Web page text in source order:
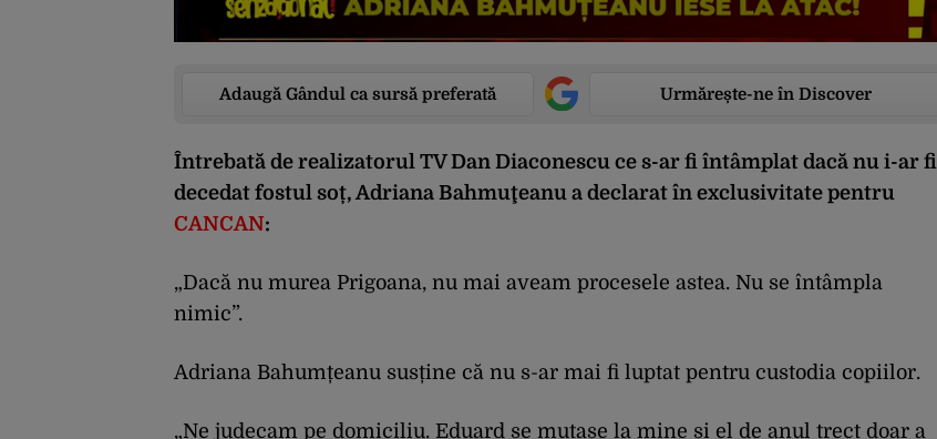
Adaugă Gândul ca sursă preferată Urmărește-ne în Discover
Întrebată de realizatorul TV Dan Diaconescu ce s-ar fi întâmplat dacă nu i-ar fi
decedat fostul soț, Adriana Bahmuţeanu a declarat în exclusivitate pentru
CANCAN:
„Dacă nu murea Prigoana, nu mai aveam procesele astea. Nu se întâmpla
nimic”.
Adriana Bahumțeanu susține că nu s-ar mai fi luptat pentru custodia copiilor.
„Ne judecam pe domiciliu. Eduard se mutase la mine și el de anul trect doar a